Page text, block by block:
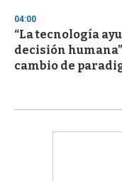
04:00
“La tecnología
decisión
cambio de